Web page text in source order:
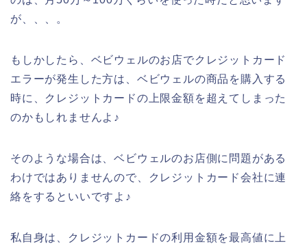
が、、、。
もしかしたら、ベビウェルのお店でクレジットカード
エラーが発生した方は、ベビウェルの商品を購入する
時に、クレジットカードの上限金額を超えてしまった
のかもしれませんよ♪
そのような場合は、ベビウェルのお店側に問題がある
わけではありませんので、クレジットカード会社に連
絡をするといいですよ♪
私自身は、クレジットカードの利用金額を最高値に上